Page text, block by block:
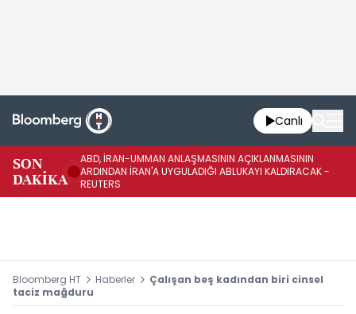
Canlı
SON
DAKİKA
ABD, İRAN-UMMAN ANLAŞMASININ AÇIKLANMASININ
ARDINDAN İRAN'A UYGULADIĞI ABLUKAYI KALDIRACAK -
REUTERS
Bloomberg HT Haberler
Çalışan beş kadından biri cinsel
taciz mağduru